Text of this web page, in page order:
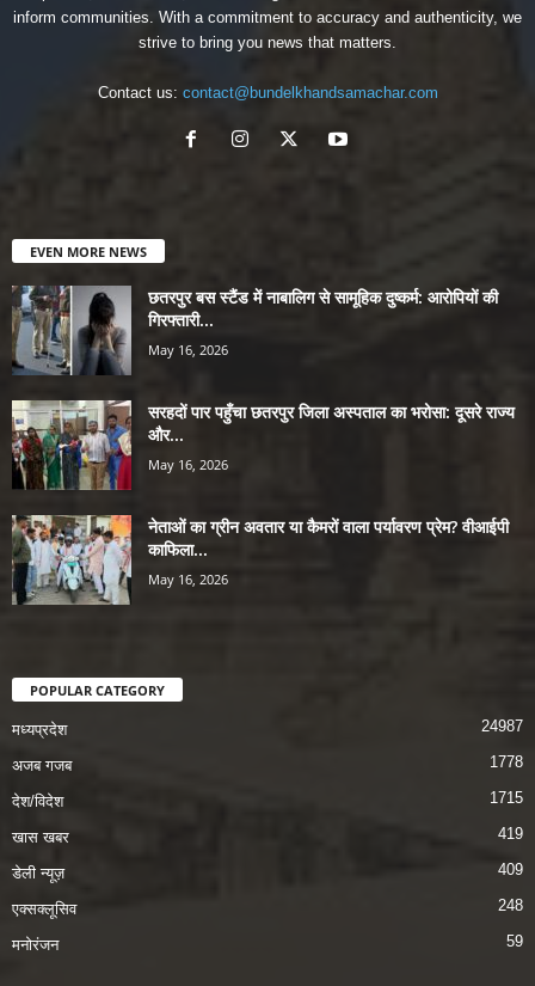
inform communities. With a commitment to accuracy and authenticity, we
strive to bring you news that matters.
Contact us: contact@bundelkhandsamachar.com
EVEN MORE NEWS
छतरपुर बस स्टैंड में नाबालिग से सामूहिक दुष्कर्म: आरोपियों की
गिरफ्तारी...
May 16, 2026
सरहदों पार पहुँचा छतरपुर जिला अस्पताल का भरोसा: दूसरे राज्य
और...
May 16, 2026
नेताओं का ग्रीन अवतार या कैमरों वाला पर्यावरण प्रेम? वीआईपी
काफिला...
May 16, 2026
POPULAR CATEGORY
मध्यप्रदेश 24987
अजब गजब 1778
देश/विदेश 1715
खास खबर 419
डेली न्यूज़ 409
एक्सक्लूसिव 248
मनोरंजन 59